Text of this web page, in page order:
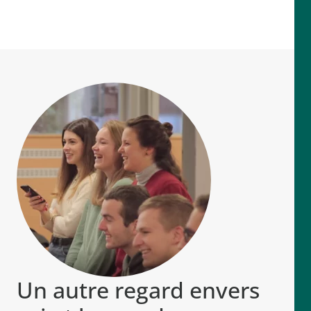
Un autre regard envers